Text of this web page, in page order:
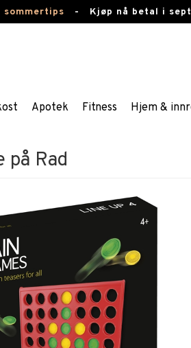
- Kjøp nå betal i
Apotek Fitness Hjem &
på Rad